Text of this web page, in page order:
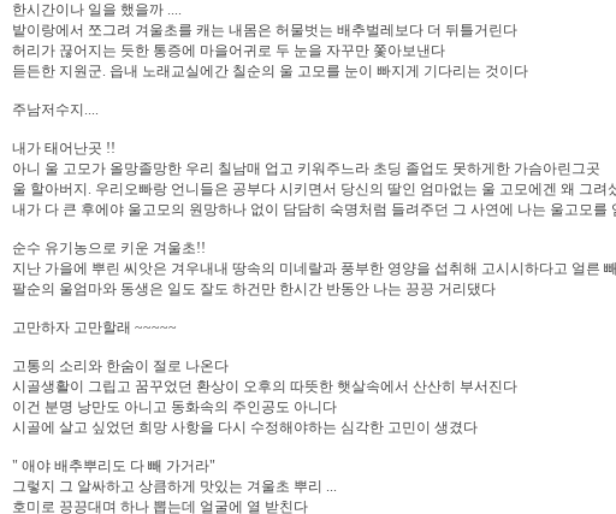
한시간이나 일을 했을까 ....
밭이랑에서 쪼그려 겨울초를 캐는 내몸은 허물벗는 배추벌레보다 더 뒤틀거린다
허리가 끊어지는 듯한 통증에 마을어귀로 두 눈을 자꾸만 쫓아보낸다
듣든한 지원군. 읍내 노래교실에간 칠순의 울 고모를 눈이 빠지게 기다리는 것이다
주남저수지....
내가 태어난곳 !!
아니 울 고모가 올망졸망한 우리 칠남매 업고 키워주느라 초딩 졸업도 못하게한 가슴아린그곳
울 할아버지. 우리오빠랑 언니들은 공부다 시키면서 당신의 딸인 엄마없는 울 고모에겐 왜 그려
내가 다 큰 후에야 울고모의 원망하나 없이 담담히 숙명처럼 들려주던 그 사연에 나는 울고모를
순수 유기농으로 키운 겨울초!!
지난 가을에 뿌린 씨앗은 겨우내내 땅속의 미네랄과 풍부한 영양을 섭취해 고시시하다고 얼른
팔순의 울엄마와 동생은 일도 잘도 하건만 한시간 반동안 나는 끙끙 거리댔다
고만하자 고만할래 ~~~~~
고통의 소리와 한숨이 절로 나온다
시골생활이 그립고 꿈꾸었던 환상이 오후의 따뜻한 햇살속에서 산산히 부서진다
이건 분명 낭만도 아니고 동화속의 주인공도 아니다
시골에 살고 싶었던 희망 사항을 다시 수정해야하는 심각한 고민이 생겼다
" 애야 배추뿌리도 다 빼 가거라"
그렇지 그 알싸하고 상큼하게 맛있는 겨울초 뿌리 ...
호미로 끙끙대며 하나 뽑는데 얼굴에 열 받친다